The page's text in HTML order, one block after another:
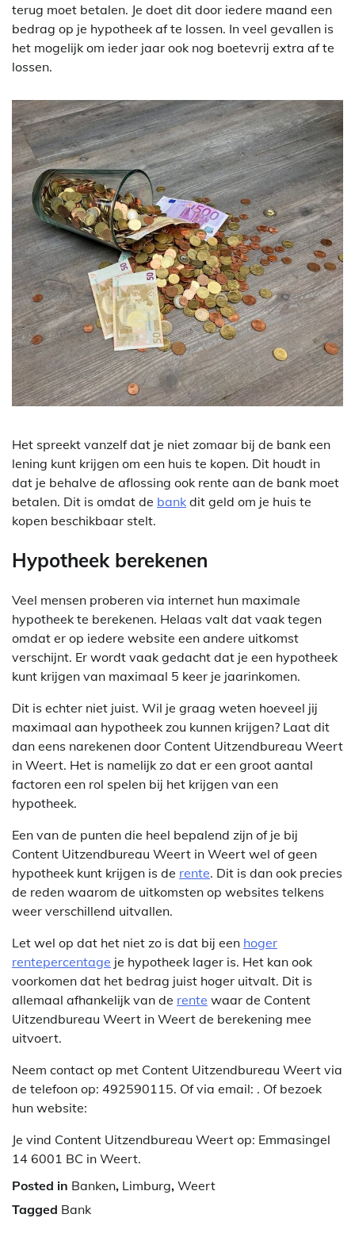
terug moet betalen. Je doet dit door iedere maand een
bedrag op je hypotheek af te lossen. In veel gevallen is
het mogelijk om ieder jaar ook nog boetevrij extra af te
lossen.
Het spreekt vanzelf dat je niet zomaar bij de bank een
lening kunt krijgen om een huis te kopen. Dit houdt in
dat je behalve de aflossing ook rente aan de bank moet
betalen. Dit is omdat de bank dit geld om je huis te
kopen beschikbaar stelt.
Hypotheek berekenen
Veel mensen proberen via internet hun maximale
hypotheek te berekenen. Helaas valt dat vaak tegen
omdat er op iedere website een andere uitkomst
verschijnt. Er wordt vaak gedacht dat je een hypotheek
kunt krijgen van maximaal 5 keer je jaarinkomen.
Dit is echter niet juist. Wil je graag weten hoeveel jij
maximaal aan hypotheek zou kunnen krijgen? Laat dit
dan eens narekenen door Content Uitzendbureau Weert
in Weert. Het is namelijk zo dat er een groot aantal
factoren een rol spelen bij het krijgen van een
hypotheek.
Een van de punten die heel bepalend zijn of je bij
Content Uitzendbureau Weert in Weert wel of geen
hypotheek kunt krijgen is de rente. Dit is dan ook precies
de reden waarom de uitkomsten op websites telkens
weer verschillend uitvallen.
Let wel op dat het niet zo is dat bij een hoger
rentepercentage je hypotheek lager is. Het kan ook
voorkomen dat het bedrag juist hoger uitvalt. Dit is
allemaal afhankelijk van de rente waar de Content
Uitzendbureau Weert in Weert de berekening mee
uitvoert.
Neem contact op met Content Uitzendbureau Weert via
de telefoon op: 492590115. Of via email: . Of bezoek
hun website:
Je vind Content Uitzendbureau Weert op: Emmasingel
14 6001 BC in Weert.
Posted in Banken, Limburg, Weert
Tagged Bank